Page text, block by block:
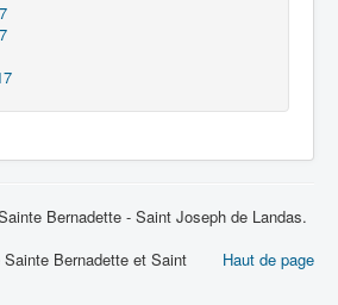
Bernadette - Saint Joseph de Landas.
Haut de page
Bernadette et Saint